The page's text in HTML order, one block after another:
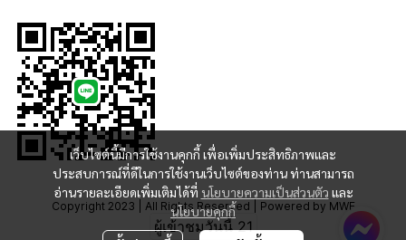
เว็บไซต์นี้มีการใช้งานคุกกี้ เพื่อเพิ่มประสิทธิภาพและ
ประสบการณ์ที่ดีในการใช้งานเว็บไซต์ของท่าน ท่านสามารถ
อ่านรายละเอียดเพิ่มเติมได้ที่ นโยบายความเป็นส่วนตัว และ
นโยบายคุกกี้
Copyright 2023 | All Rights Reserved | Powered by MWE
ผู้เข้าชมวันนี้21